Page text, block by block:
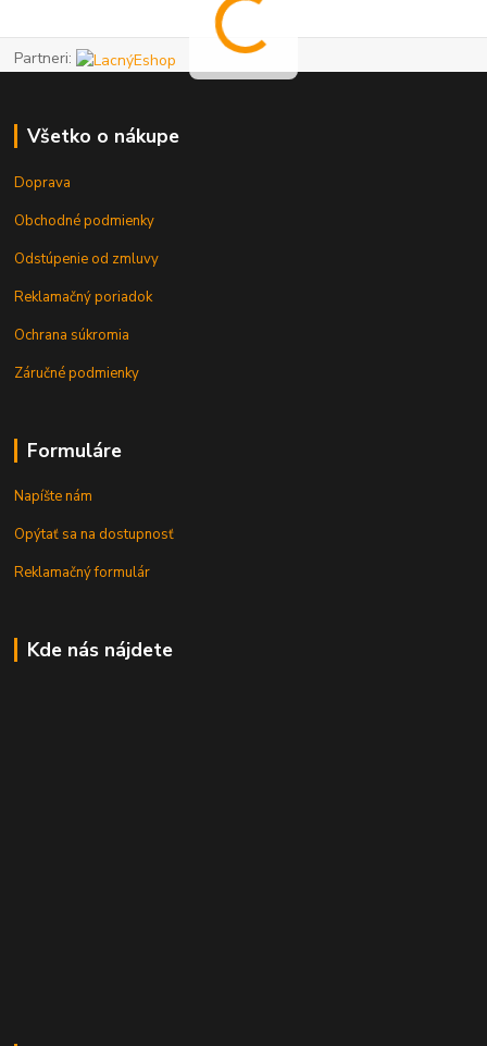
Partneri:
Všetko o nákupe
Doprava
Obchodné podmienky
Odstúpenie od zmluvy
Reklamačný poriadok
Ochrana súkromia
Záručné podmienky
Formuláre
Napíšte nám
Opýtať sa na dostupnosť
Reklamačný formulár
Kde nás nájdete